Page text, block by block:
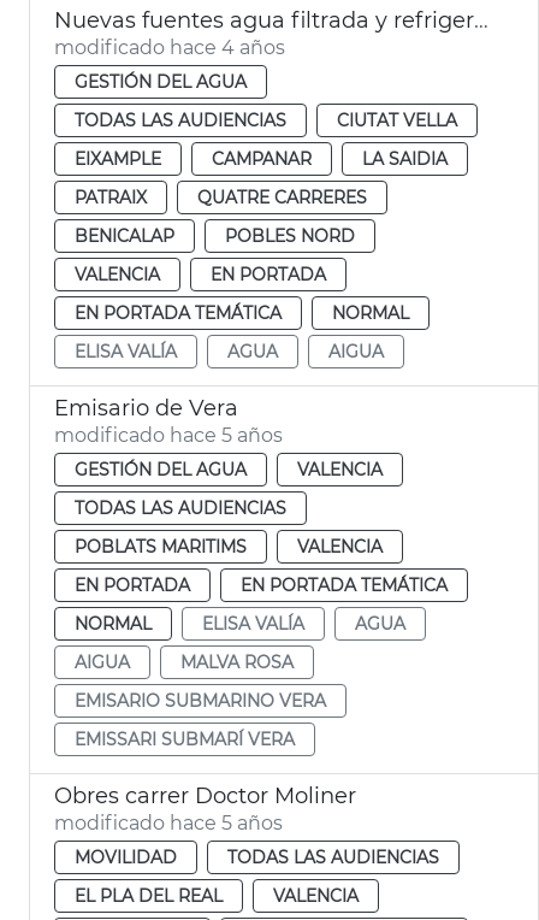
Nuevas fuentes agua filtrada y refrigerada
modificado hace 4 años
GESTIÓN DEL AGUA
TODAS LAS AUDIENCIAS
CIUTAT VELLA
EIXAMPLE
CAMPANAR
LA SAIDIA
PATRAIX
QUATRE CARRERES
BENICALAP
POBLES NORD
VALENCIA
EN PORTADA
EN PORTADA TEMÁTICA
NORMAL
ELISA VALÍA
AGUA AIGUA
Emisario de Vera
modificado hace 5 años
GESTIÓN DEL AGUA
VALENCIA
TODAS LAS AUDIENCIAS
POBLATS MARITIMS
VALENCIA
EN PORTADA
EN PORTADA TEMÁTICA
NORMAL
ELISA VALÍA
AGUA
AIGUA
MALVA ROSA
EMISARIO SUBMARINO VERA
EMISSARI SUBMARÍ VERA
Obres carrer Doctor Moliner
modificado hace 5 años
MOVILIDAD
TODAS LAS AUDIENCIAS
EL PLA DEL REAL
VALENCIA